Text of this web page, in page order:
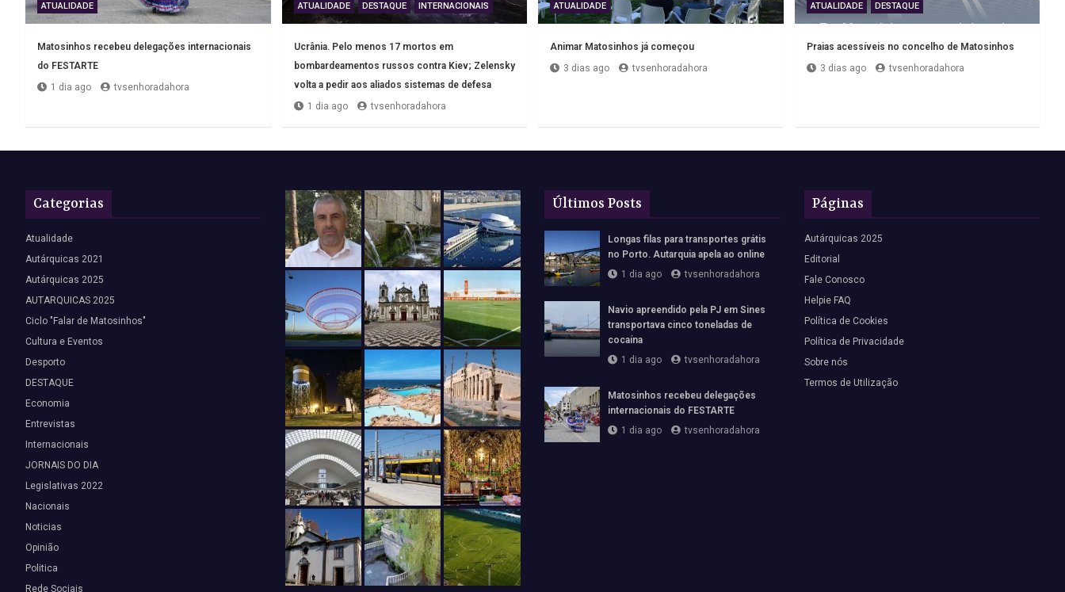
ATUALIDADE
Matosinhos recebeu delegações internacionais
do FESTARTE
1 dia ago
tvsenhoradahora
ATUALIDADE DESTAQUE INTERNACIONAIS
Ucrânia. Pelo menos 17 mortos em
bombardeamentos russos contra Kiev; Zelensky
volta a pedir aos aliados sistemas de defesa
1 dia ago
tvsenhoradahora
ATUALIDADE
Animar Matosinhos já começou
3 dias ago
tvsenhoradahora
ATUALIDADE DESTAQUE
Praias acessíveis no concelho de Matosinhos
3 dias ago
tvsenhoradahora
Categorias
Atualidade
Autárquicas 2021
Autárquicas 2025
AUTARQUICAS 2025
Ciclo "Falar de Matosinhos"
Cultura e Eventos
Desporto
DESTAQUE
Economia
Entrevistas
Internacionais
JORNAIS DO DIA
Legislativas 2022
Nacionais
Noticias
Opinião
Politica
Rede Sociais
Últimos Posts
Longas filas para transportes grátis
no Porto. Autarquia apela ao online
1 dia ago
tvsenhoradahora
Navio apreendido pela PJ em Sines
transportava cinco toneladas de
cocaína
1 dia ago
tvsenhoradahora
Matosinhos recebeu delegações
internacionais do FESTARTE
1 dia ago
tvsenhoradahora
Páginas
Autárquicas 2025
Editorial
Fale Conosco
Helpie FAQ
Política de Cookies
Política de Privacidade
Sobre nós
Termos de Utilização